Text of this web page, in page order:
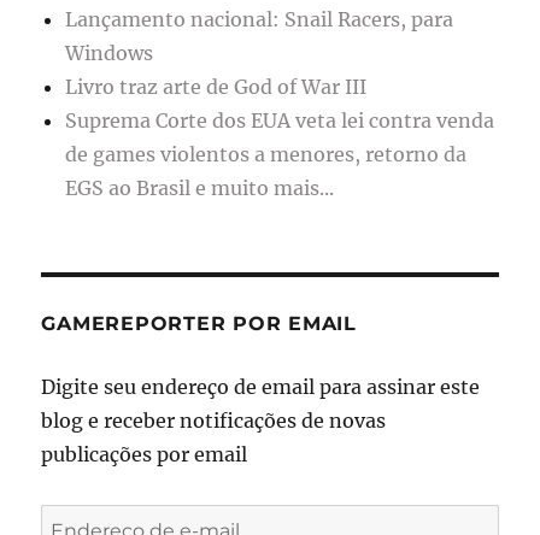
Lançamento nacional: Snail Racers, para
Windows
Livro traz arte de God of War III
Suprema Corte dos EUA veta lei contra venda
de games violentos a menores, retorno da
EGS ao Brasil e muito mais...
GAMEREPORTER POR EMAIL
Digite seu endereço de email para assinar este
blog e receber notificações de novas
publicações por email
Endereço